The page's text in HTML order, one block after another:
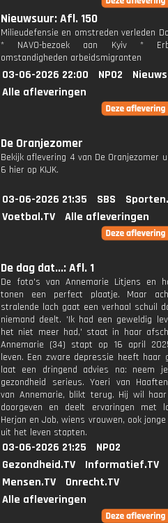
Nieuwsuur: Afl. 150
Milieudefensie en omstreden verleden
* NAVO-bezoek aan Kyiv *
omstandigheden arbeidsmigranten
03-06-2026 22:00 NPO2
Alle afleveringen
De Oranjezomer
Bekijk aflevering 4 van De Oranjezomer
6 hier op KIJK.
03-06-2026 21:35 SBS
Voetbal.TV
Alle afleveringen
De dag dat...: Afl. 1
De foto's van Annemarie Litjens en
tonen een perfect plaatje. Maar
stralende lach gaat een verhaal schuil
niemand deelt. 'Ik had een geweldig
het niet meer had,' staat in haar
Annemarie (34) stapt op 16 april
leven. Een zware depressie heeft haar
laat een dringend advies na: neem
gezondheid serieus. Yoeri van
van Annemarie, blikt terug. Hij wil haar
doorgeven en deelt ervaringen met
Herjan en Job, wiens vrouwen, ook
uit het leven stapten.
03-06-2026 21:25
NPO2
Gezondheid.TV
Informatief.TV
Mensen.TV
Onrecht.TV
Alle afleveringen